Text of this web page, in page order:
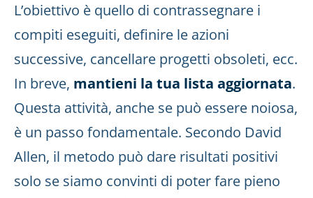
L’obiettivo è quello di contrassegnare i
compiti eseguiti, definire le azioni
successive, cancellare progetti obsoleti, ecc.
In breve, mantieni la tua lista aggiornata.
Questa attività, anche se può essere noiosa,
è un passo fondamentale. Secondo David
Allen, il metodo può dare risultati positivi
solo se siamo convinti di poter fare pieno